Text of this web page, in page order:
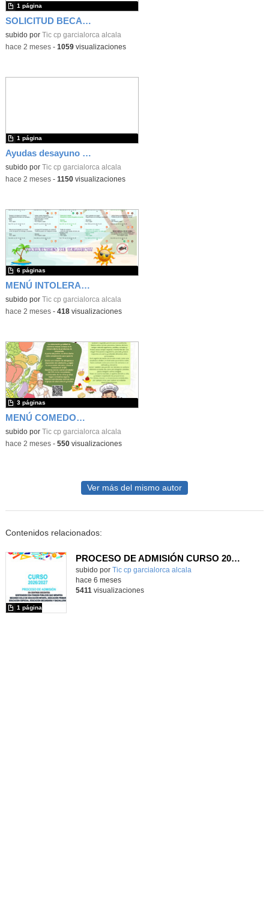
SOLICITUD BECAS PRÉSTAMOS LIBROS INFANTIL 2026-2027
subido por Tic cp garcialorca alcala
1 página
-hace 2 meses- 1059visualizaciones
Ayudas desayuno escolar Curso 2026-2027 para familias perceptoras del IMV/RM
subido por Tic cp garcialorca alcala
1 página
-hace 2 meses- 1150visualizaciones
MENÚ INTOLERANCIAS JUNIO 2026
subido por Tic cp garcialorca alcala
6 páginas
-hace 2 meses- 418visualizaciones
MENÚ COMEDOR JUNIO 2026
subido por Tic cp garcialorca alcala
3 páginas
-hace 2 meses- 550visualizaciones
Ver más del mismo autor
Contenidos relacionados:
PROCESO DE ADMISIÓN CURSO 2026/2027
subido por Tic cp garcialorca alcala
1 página
hace 6 meses
5411 visualizaciones